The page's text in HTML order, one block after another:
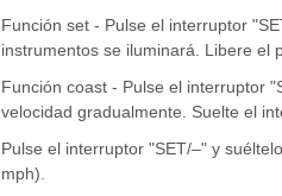
Función set - Pulse el interruptor
instrumentos se iluminará. Libere el
Función coast - Pulse el interruptor
velocidad gradualmente. Suelte el
Pulse el interruptor "SET/–" y
mph).